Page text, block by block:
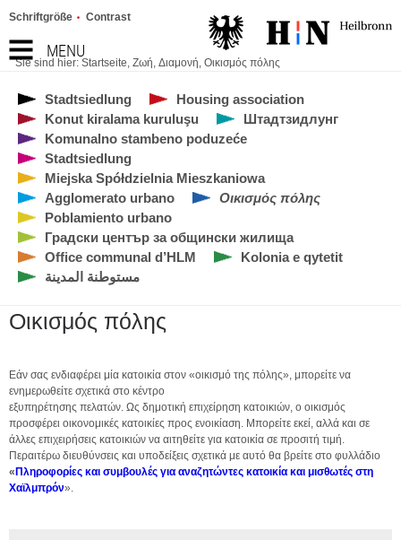
MENU
Schriftgröße Contrast
Sie sind hier: Startseite, Ζωή, Διαμονή, Οικισμός πόλης
Stadtsiedlung
Housing association
Konut kiralama kuruluşu
Штадтзидлунг
Komunalno stambeno poduzeće
Stadtsiedlung
Miejska Spółdzielnia Mieszkaniowa
Agglomerato urbano
Οικισμός πόλης
Poblamiento urbano
Градски център за общински жилища
Office communal d’HLM
Kolonia e qytetit
مستوطنة المدينة
Οικισμός πόλης
Εάν σας ενδιαφέρει μία κατοικία στον «οικισμό της πόλης», μπορείτε να
ενημερωθείτε σχετικά στο κέντρο
εξυπηρέτησης πελατών. Ως δημοτική επιχείρηση κατοικιών, ο οικισμός
προσφέρει οικονομικές κατοικίες προς ενοικίαση. Μπορείτε εκεί, αλλά και σε
άλλες επιχειρήσεις κατοικιών να αιτηθείτε για κατοικία σε προσιτή τιμή.
Περαιτέρω διευθύνσεις και υποδείξεις σχετικά με αυτό θα βρείτε στο φυλλάδιο
«Πληροφορίες και συμβουλές για αναζητώντες κατοικία και μισθωτές στη
Χαϊλμπρόν».